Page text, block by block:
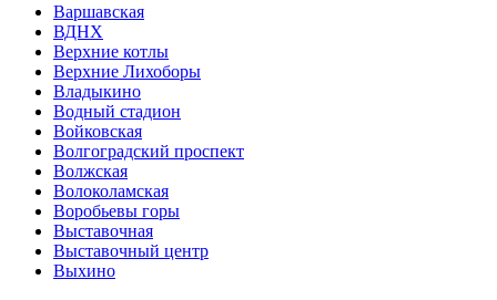
Варшавская
ВДНХ
Верхние котлы
Верхние Лихоборы
Владыкино
Водный стадион
Войковская
Волгоградский проспект
Волжская
Волоколамская
Воробьевы горы
Выставочная
Выставочный центр
Выхино